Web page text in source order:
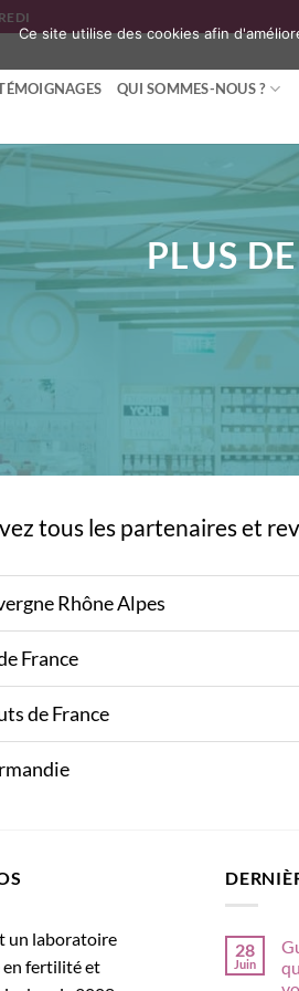
QUI SOMMES-NOUS ?
PLUS
tous les partenaires et
Rhône Alpes
France
de France
un laboratoire
en fertilité et
28
Juin
Ce site utilise des cookies afin